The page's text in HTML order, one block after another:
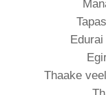
Thaake